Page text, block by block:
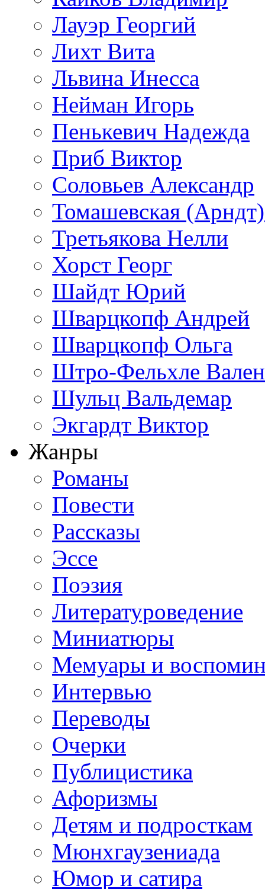
Лауэр Георгий
Лихт Вита
Львина Инесса
Нейман Игорь
Пенькевич Надежда
Приб Виктор
Соловьев Александр
Томашевская
Третьякова Нелли
Хорст Георг
Шайдт Юрий
Шварцкопф Андрей
Шварцкопф Ольга
Штро-Фельхле
Шульц Вальдемар
Экгардт Виктор
Жанры
Романы
Повести
Рассказы
Эссе
Поэзия
Литературоведение
Миниатюры
Мемуары и
Интервью
Переводы
Очерки
Публицистика
Афоризмы
Детям и подросткам
Мюнхгаузениада
Юмор и сатира